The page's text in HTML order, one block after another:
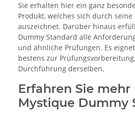
Sie erhalten hier ein ganz
Produkt, welches sich durch
auszeichnet. Darüber hinaus
Dummy Standard alle
und ähnliche Prüfungen. Es
bestens zur
Durchführung derselben.
Erfahren Sie mehr
Mystique Dummy